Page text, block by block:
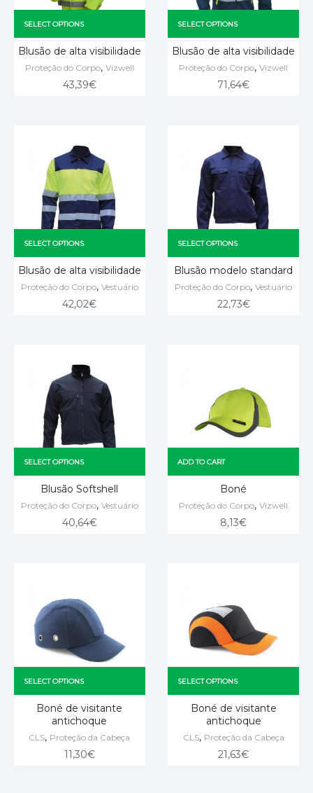
SELECT OPTIONS
Blusão de alta visibilidade
Proteção do Corpo, Vizwell
43,39€
SELECT OPTIONS
Blusão de alta visibilidade
Proteção do Corpo,Vizwell
71,64€
SELECT OPTIONS
Blusão de alta visibilidade
Proteção do Corpo, Vestuário
42,02€
SELECT OPTIONS
Blusão modelo standard
Proteção do Corpo,Vestuário
22,73€
SELECT OPTIONS
Blusão Softshell
Proteção do Corpo, Vestuário
40,64€
ADD TO CART
Boné
Proteção do Corpo,Vizwell
8,13€
SELECT OPTIONS
Boné de visitante
antichoque
CLS, Proteção da Cabeça
11,30€
SELECT OPTIONS
Boné de visitante
antichoque
CLS, Proteção da Cabeça
21,63€